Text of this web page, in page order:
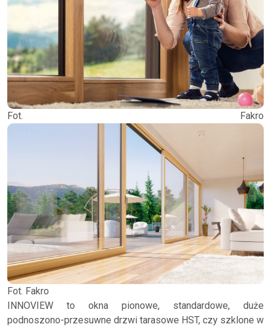
Fot. Fakro
Fot. Fakro
INNOVIEW to okna pionowe, standardowe, duże
podnoszono-przesuwne drzwi tarasowe HST, czy szklone w